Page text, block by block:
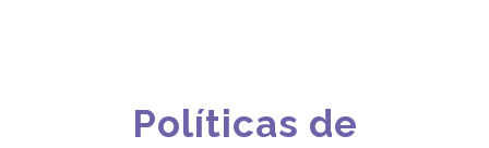
Políticas de